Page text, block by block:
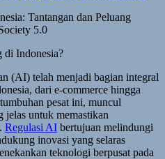
di Indonesia?
(AI) telah menjadi bagian integral
dari e-commerce hingga
pesat ini, muncul
jelas untuk memastikan
Regulasi AI bertujuan melindungi
inovasi yang selaras
teknologi berpusat pada